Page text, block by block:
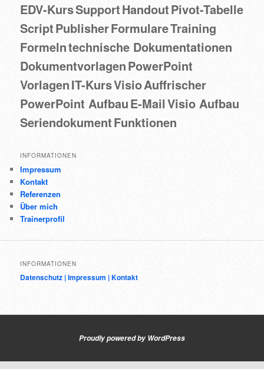
EDV-KursSupportHandoutPivot-Tabelle
ScriptPublisherFormulareTraining
Formelntechnische Dokumentationen
DokumentvorlagenPowerPoint
VorlagenIT-KursVisioAuffrischer
PowerPoint AufbauE-MailVisio Aufbau
SeriendokumentFunktionen
INFORMATIONEN
Impressum
Kontakt
Referenzen
Über mich
Trainerprofil
INFORMATIONEN
Datenschutz |Impressum |Kontakt
Proudly powered by WordPress